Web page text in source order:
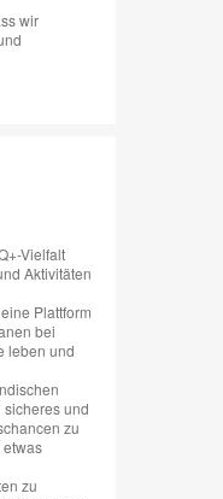
wir
Vielfalt
Aktivitäten
Plattform
bei
leben und
und
zu
zu